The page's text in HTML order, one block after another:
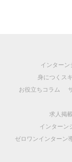
インターン
身につくス
お役立ちコラム
求人掲
インターン
ゼロワンインターン